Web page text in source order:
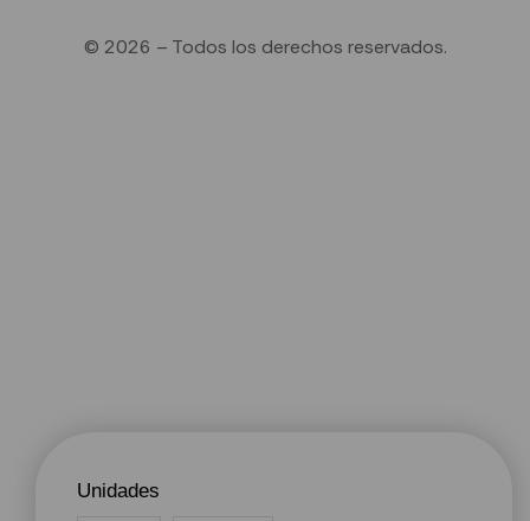
Unidades
© 2026 – Todos los derechos reservados.